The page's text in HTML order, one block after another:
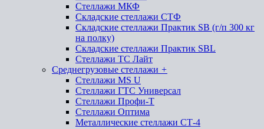
Стеллажи МКФ
Складские стеллажи СТФ
Складские стеллажи Практик SB (г/п 300 кг
на полку)
Складские стеллажи Практик SBL
Стеллажи ТС Лайт
Среднегрузовые стеллажи +
Стеллажи MS U
Стеллажи ГТС Универсал
Стеллажи Профи-Т
Стеллажи Оптима
Металлические стеллажи СТ-4